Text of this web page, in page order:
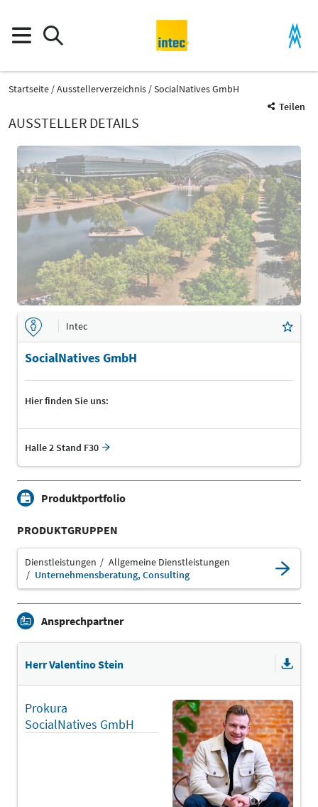
Startseite Ausstellerverzeichnis
SocialNatives GmbH
Teilen
AUSSTELLER DETAILS
Intec
SocialNatives GmbH
Hier finden Sie uns:
Halle 2 Stand F30
Produktportfolio
PRODUKTGRUPPEN
Dienstleistungen
Allgemeine Dienstleistungen
Unternehmensberatung, Consulting
Ansprechpartner
Herr Valentino Stein
Prokura
SocialNatives GmbH